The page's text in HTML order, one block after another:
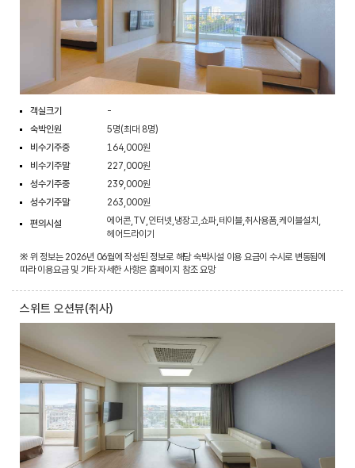
객실크기
-
숙박인원
5명(최대 8명)
비수기주중
164,000원
비수기주말
227,000원
성수기주중
239,000원
성수기주말
263,000원
편의시설
에어콘,TV,인터넷,냉장고,쇼파,테이블,취사용품,케이블설치,
헤어드라이기
※ 위 정보는 2026년 06월에 작성된 정보로 해당 숙박시설 이용 요금이 수시로 변동됨에
따라 이용요금 및 기타 자세한 사항은 홈페이지 참조 요망
스위트 오션뷰(취사)